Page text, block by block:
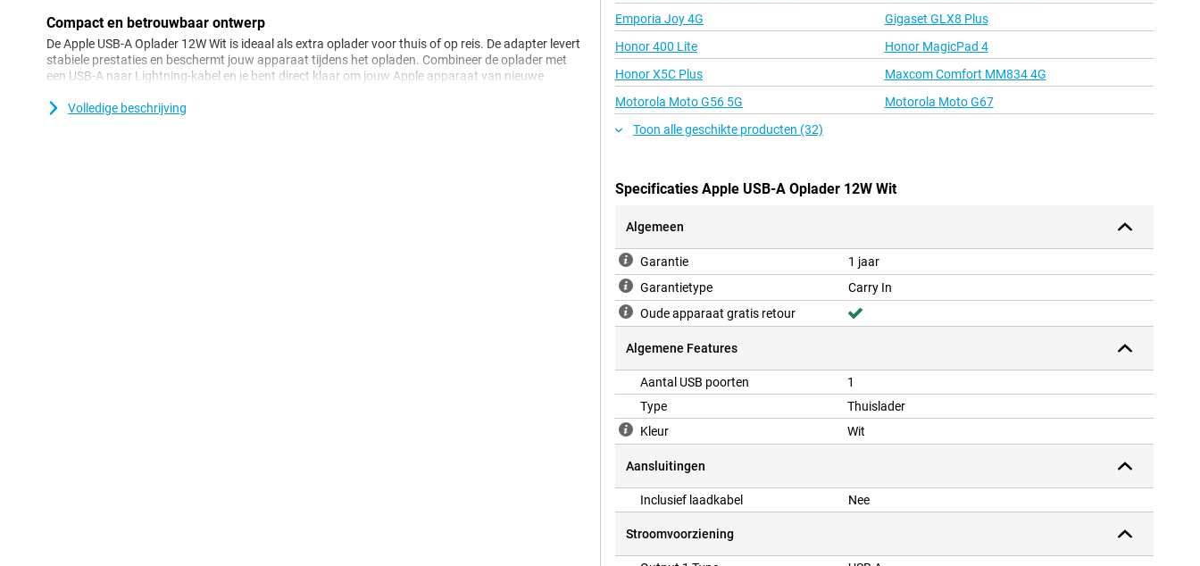
Compact en betrouwbaar ontwerp
De Apple USB-A Oplader 12W Wit is ideaal als extra oplader voor thuis of op reis. De adapter levert
stabiele prestaties en beschermt jouw apparaat tijdens het opladen. Combineer de oplader met
een USB-A naar Lightning-kabel en je bent direct klaar om jouw Apple apparaat van nieuwe
Volledige beschrijving
Emporia Joy 4G
Gigaset GLX8 Plus
Honor 400 Lite
Honor MagicPad 4
Honor X5C Plus
Maxcom Comfort MM834 4G
Motorola Moto G56 5G
Motorola Moto G67
Toon alle geschikte producten (32)
Specificaties Apple USB-A Oplader 12W Wit
Algemeen
Garantie
1 jaar
Garantietype
Carry In
Oude apparaat gratis retour
Algemene Features
Aantal USB poorten
1
Type
Thuislader
Kleur
Wit
Aansluitingen
Inclusief laadkabel Nee
Stroomvoorziening